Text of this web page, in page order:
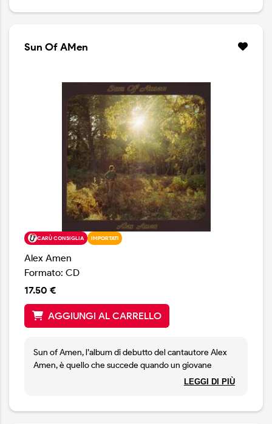
Sun Of AMen
CARÙ CONSIGLIA IMPORTATI
Alex Amen
Formato: CD
17.50 €
AGGIUNGI AL CARRELLO
Sun of Amen, l’album di debutto del cantautore Alex
Amen, è quello che succede quando un giovane
trascorre i suoi anni formativi adorando una pilaLEGGI DI PIÙ